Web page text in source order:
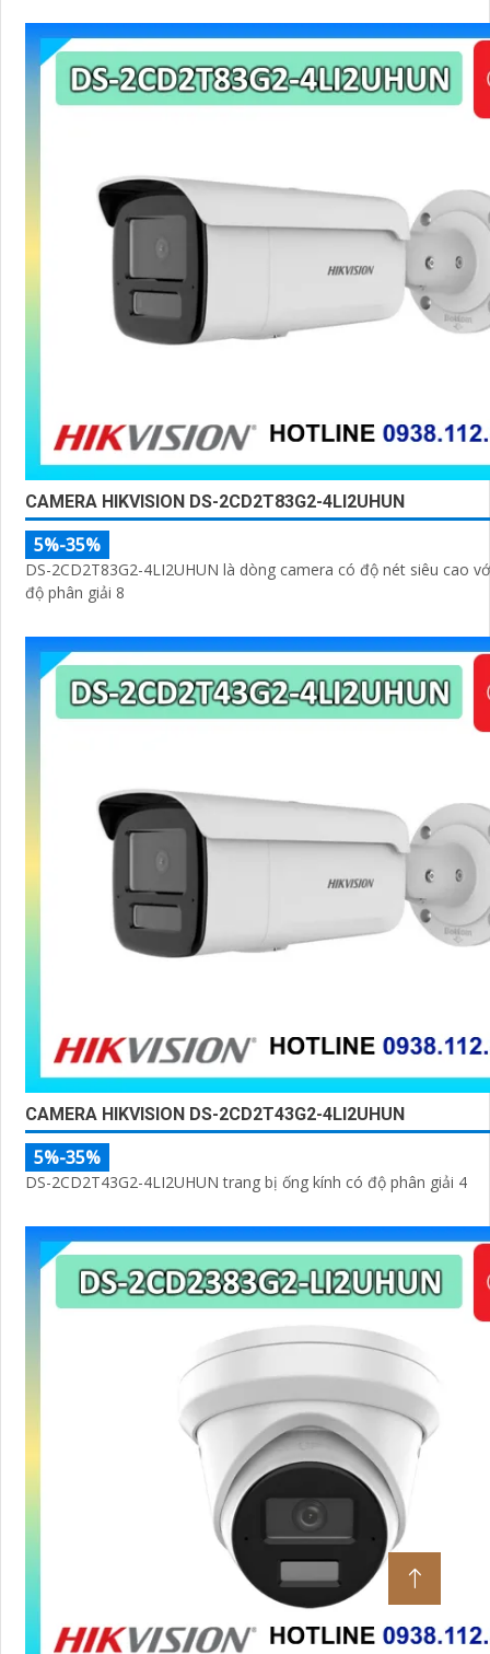
CAMERA HIKVISION DS-2CD2T83G2-4LI2UHUN
5%-35%
DS-2CD2T83G2-4LI2UHUN là dòng camera có độ nét siêu cao
độ phân giải 8
CAMERA HIKVISION DS-2CD2T43G2-4LI2UHUN
5%-35%
DS-2CD2T43G2-4LI2UHUN trang bị ống kính có độ phân giải 4